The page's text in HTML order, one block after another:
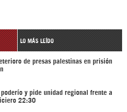
LO MÁS LEÍDO
de presas palestinas en prisión
poderío y pide unidad regional frente a
22:30